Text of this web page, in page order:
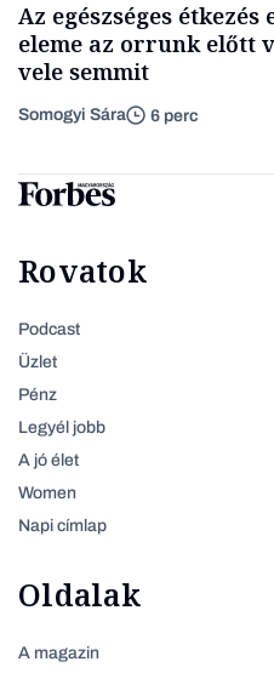
Az egészséges
eleme az orrunk előtt
vele semmit
Somogyi Sára 6 perc
Rovatok
Podcast
Üzlet
Pénz
Legyél jobb
A jó élet
Women
Napi címlap
Oldalak
A magazin